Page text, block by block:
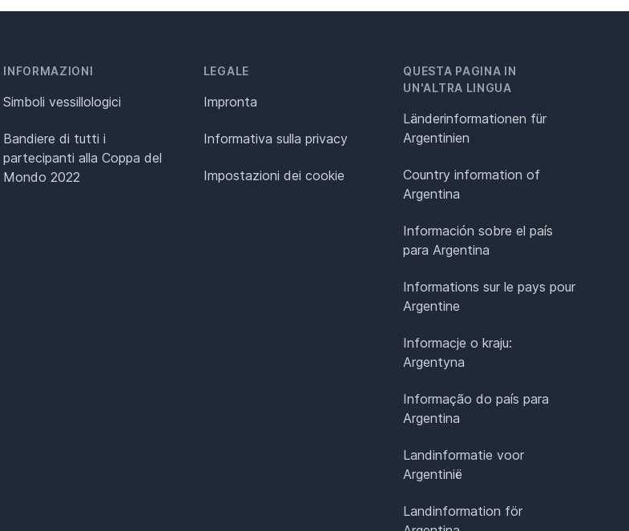
INFORMAZIONI
Simboli vessillologici
Bandiere di tutti i
partecipanti alla Coppa del
Mondo 2022
LEGALE
Impronta
Informativa sulla privacy
Impostazioni dei cookie
QUESTA PAGINA IN
UN'ALTRA LINGUA
Länderinformationen für
Argentinien
Country information of
Argentina
Información sobre el país
para Argentina
Informations sur le pays pour
Argentine
Informacje o kraju:
Argentyna
Informação do país para
Argentina
Landinformatie voor
Argentinië
Landinformation för